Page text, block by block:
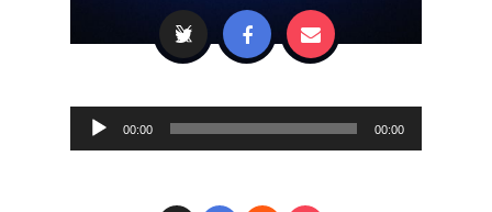
Audio
Player
00:00 00:00